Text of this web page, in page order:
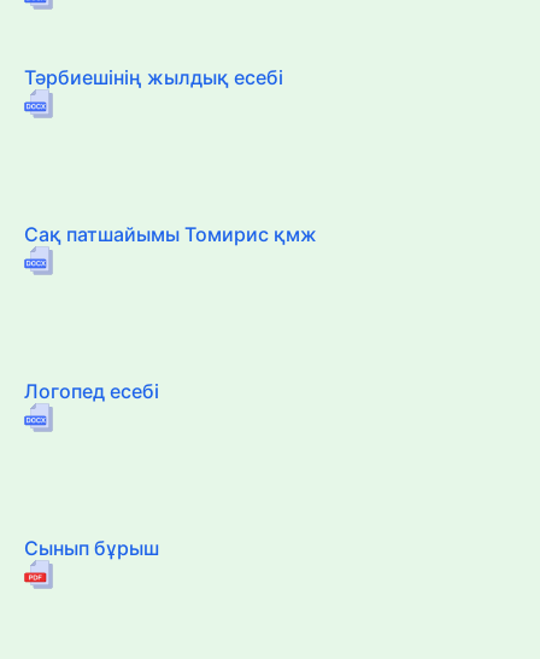
Тәрбиешінің жылдық есебі
Сақ патшайымы Томирис қмж
Логопед есебі
Сынып бұрыш